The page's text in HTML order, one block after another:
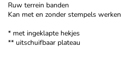
Ruw terrein banden
Kan met en zonder stempels werken
* met ingeklapte hekjes
** uitschuifbaar plateau